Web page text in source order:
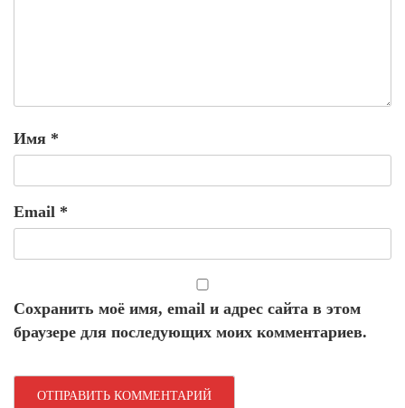
Имя *
Email *
Сохранить моё имя, email и адрес сайта в этом
браузере для последующих моих комментариев.